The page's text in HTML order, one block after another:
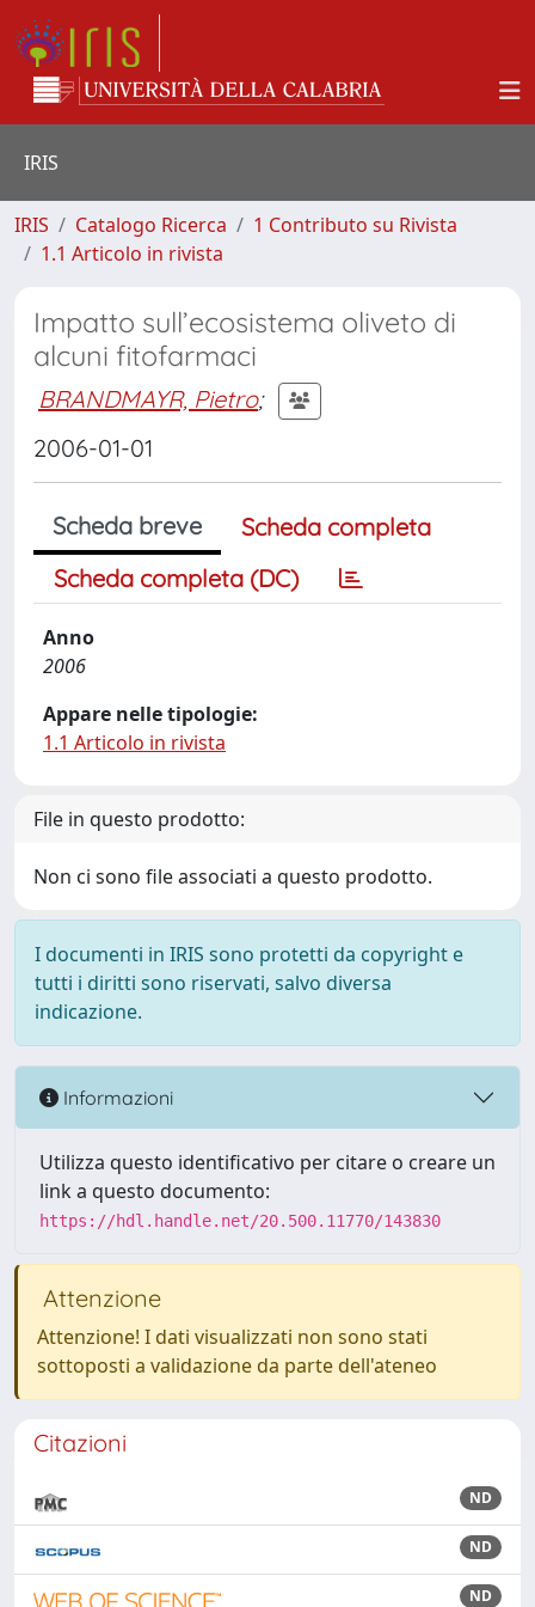
IRIS
IRIS Catalogo Ricerca
1 Contributo su Rivista
1.1 Articolo in rivista
Impatto sull’ecosistema oliveto di
alcuni fitofarmaci
BRANDMAYR, Pietro;
2006-01-01
Scheda breve
Scheda completa
Scheda completa (DC)
Anno
2006
Appare nelle tipologie:
1.1 Articolo in rivista
File in questo prodotto:
Non ci sono file associati a questo prodotto.
I documenti in IRIS sono protetti da copyright e
tutti i diritti sono riservati, salvo diversa
indicazione.
Informazioni
Utilizza questo identificativo per citare o creare un
link a questo documento:
https://hdl.handle.net/20.500.11770/143830
Attenzione
Attenzione! I dati visualizzati non sono stati
sottoposti a validazione da parte dell'ateneo
Citazioni
ND
ND
ND